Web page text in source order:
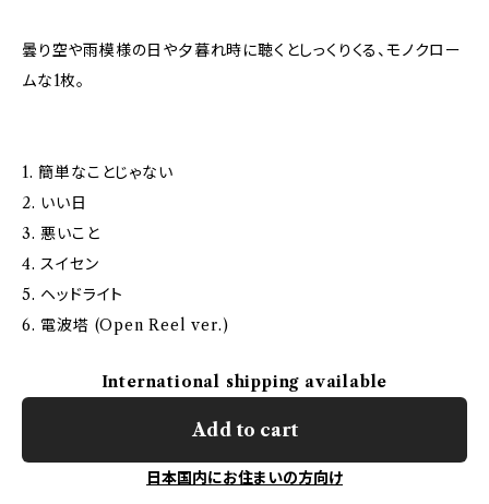
曇り空や雨模様の日や夕暮れ時に聴くとしっくりくる、モノクロー
ムな1枚。
1. 簡単なことじゃない
2. いい日
3. 悪いこと
4. スイセン
5. ヘッドライト
6. 電波塔 (Open Reel ver.)
International shipping available
Add to cart
日本国内にお住まいの方向け